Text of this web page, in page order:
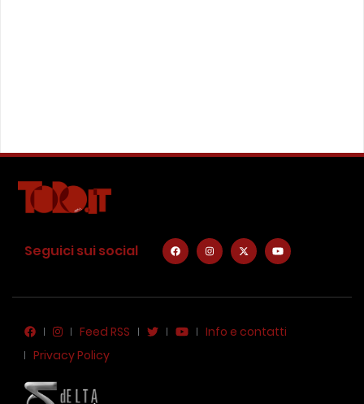
Seguici sui social
Feed RSS
Info e contatti
Privacy Policy